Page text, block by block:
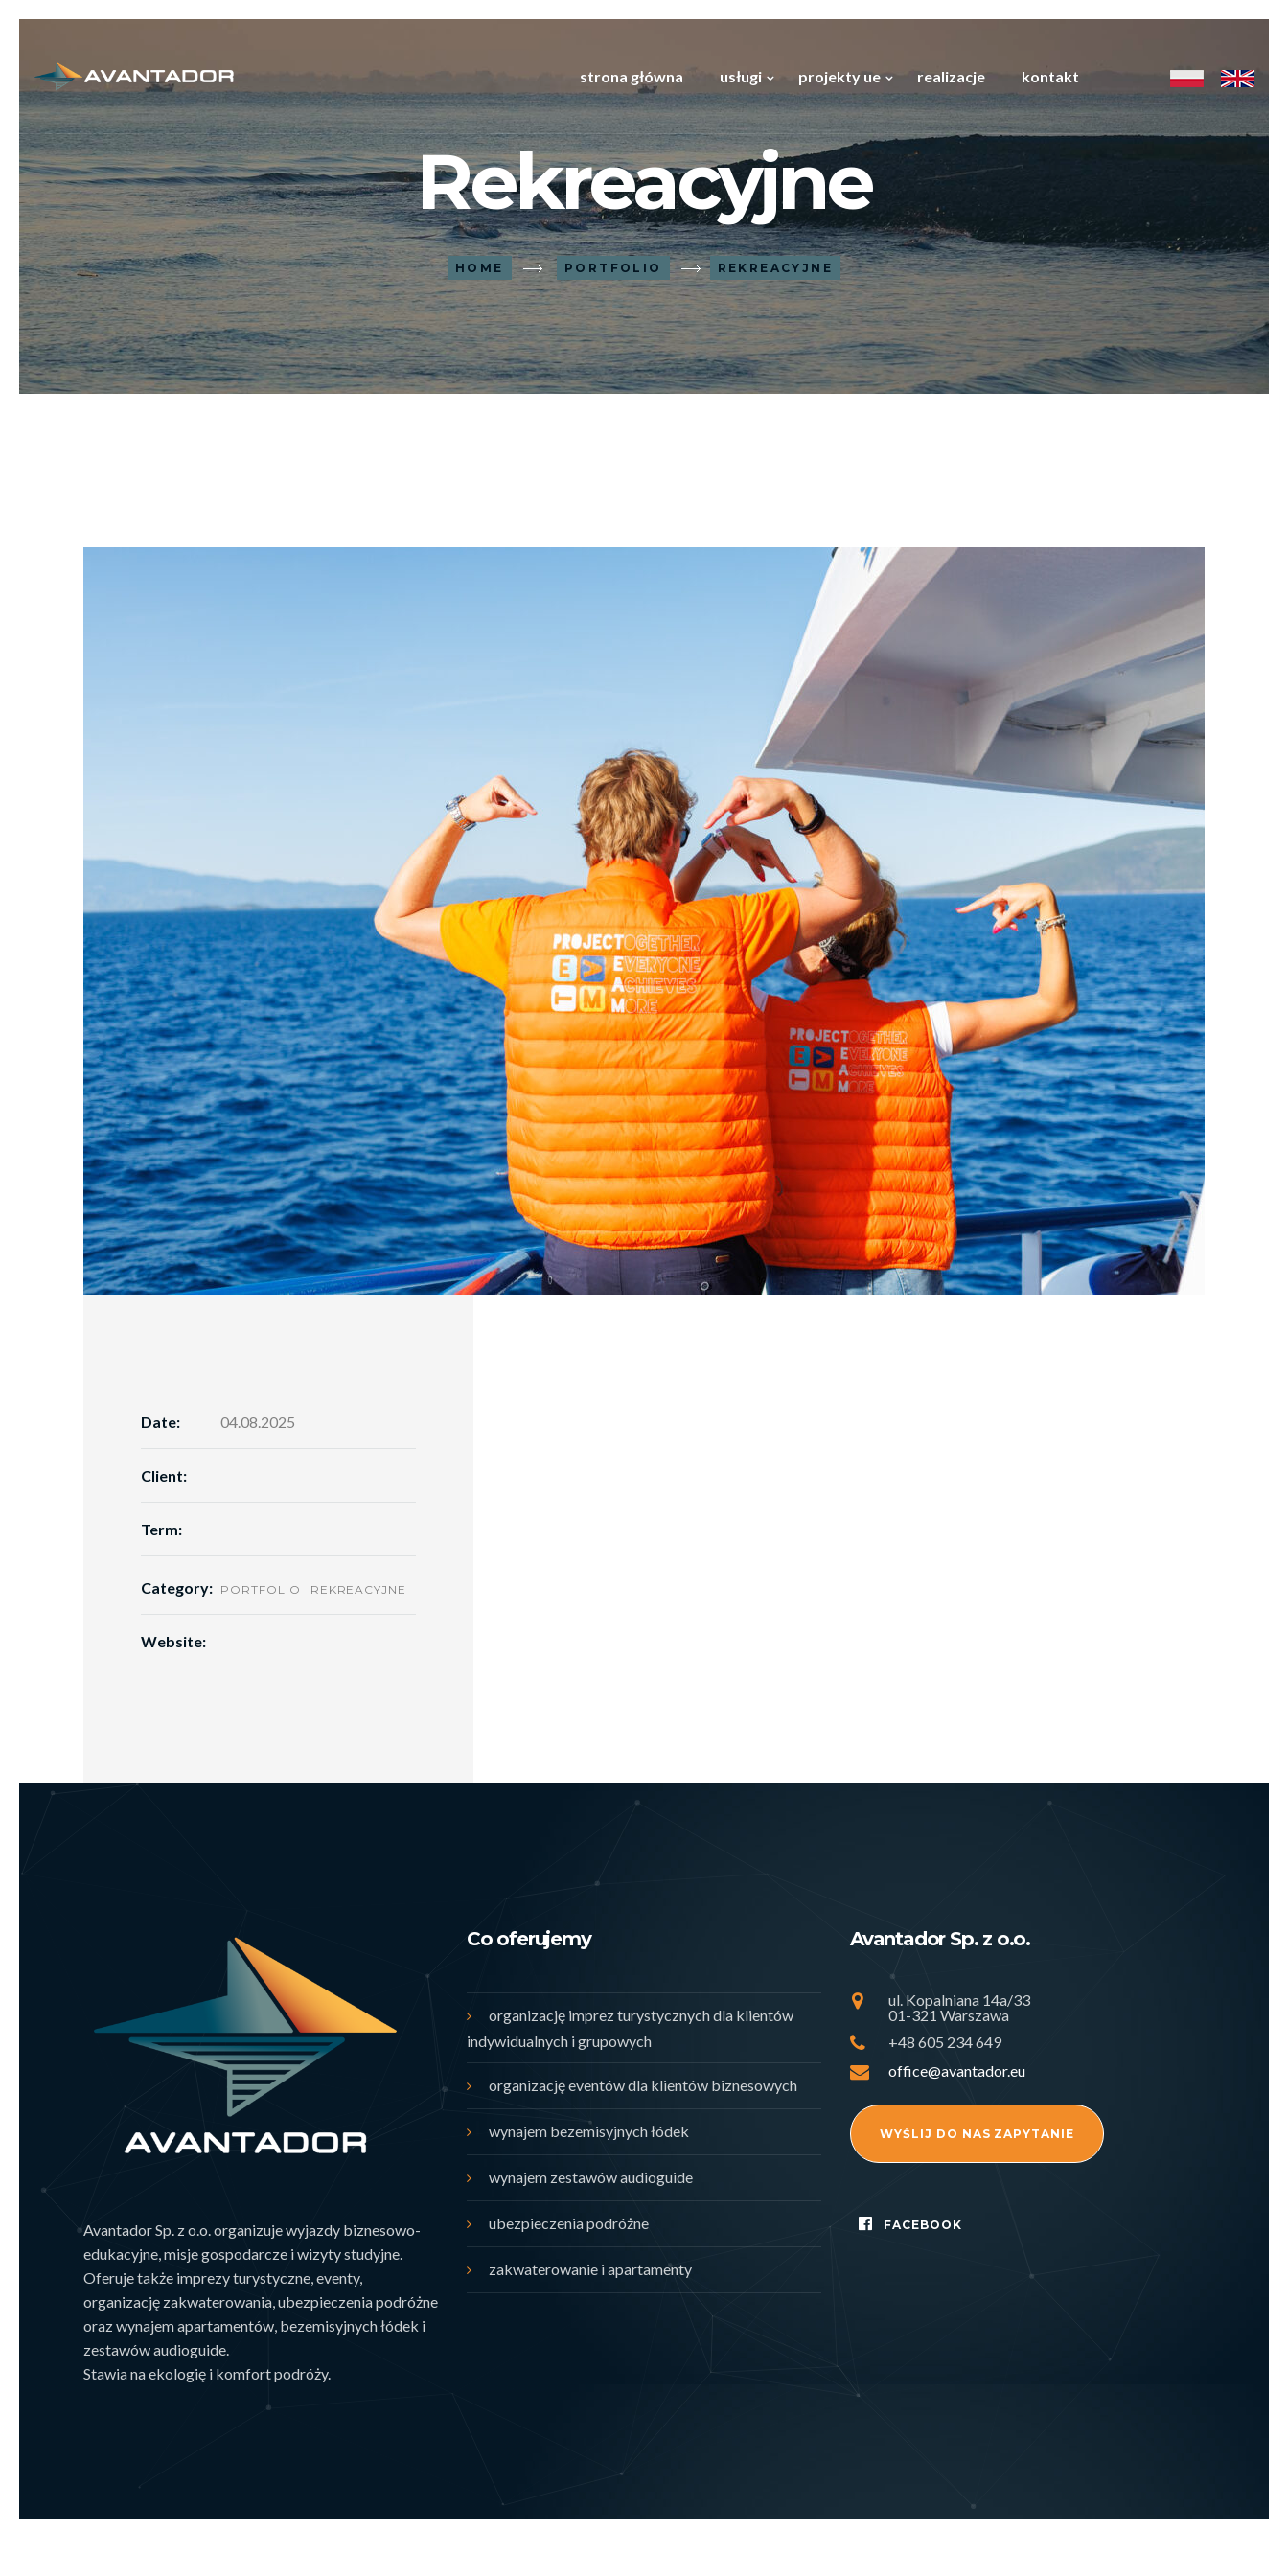
strona główna usługi projekty ue realizacje kontakt
Rekreacyjne
HOME PORTFOLIO REKREACYJNE
Date: 04.08.2025
Client:
Term:
Category: PORTFOLIO REKREACYJNE
Website:
Avantador Sp. z o.o. organizuje wyjazdy biznesowo-
edukacyjne, misje gospodarcze i wizyty studyjne.
Oferuje także imprezy turystyczne, eventy,
organizację zakwaterowania, ubezpieczenia podróżne
oraz wynajem apartamentów, bezemisyjnych łódek i
zestawów audioguide.
Stawia na ekologię i komfort podróży.
Co oferujemy
organizację imprez turystycznych dla klientów
indywidualnych i grupowych
organizację eventów dla klientów biznesowych
wynajem bezemisyjnych łódek
wynajem zestawów audioguide
ubezpieczenia podróżne
zakwaterowanie i apartamenty
Avantador Sp. z o.o.
ul. Kopalniana 14a/33
01-321 Warszawa
+48 605 234 649
office@avantador.eu
WYŚLIJ DO NAS ZAPYTANIE
FACEBOOK